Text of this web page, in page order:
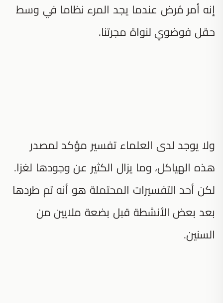
إنه أمر مُرض عندما يجد المرء نظاما في وسط
حقل فوضوي لنواة مجرتنا.
ولا يوجد لدى العلماء تفسير مؤكد لمصدر
هذه الهياكل، وما يزال الكثير عن وجودها لغزا.
لكن أحد التفسيرات المحتملة هو أنه تم طردها
بعد بعض الأنشطة قبل بضعة ملايين من
السنين.